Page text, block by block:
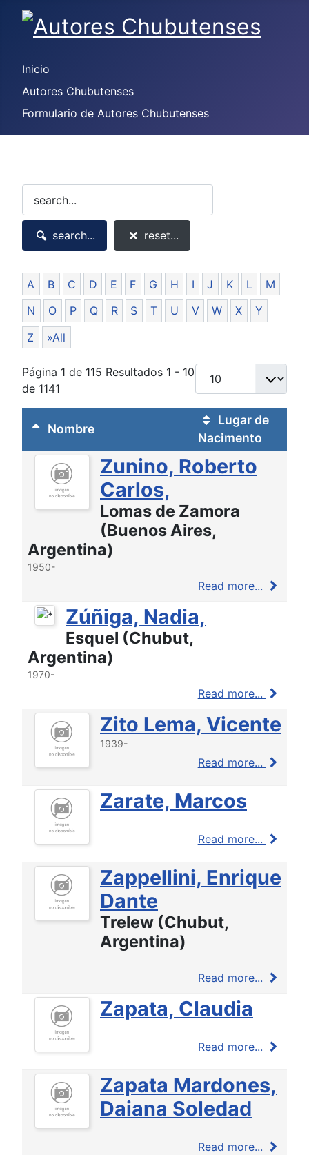
Inicio
Autores Chubutenses
Formulario de Autores Chubutenses
search... reset...
A B C D E F G H I J K L
M
N
O P Q R S T U V W X
Y
Z
»All
Página 1 de 115 Resultados 1 - 10
de 1141
Nombre
Lugar de
Nacimento
Zunino, Roberto
Carlos,
Lomas de Zamora
(Buenos Aires,
Argentina)
1950-
Read more...
Zúñiga, Nadia,
Esquel (Chubut,
Argentina)
1970-
Read more...
Zito Lema, Vicente
1939-
Read more...
Zarate, Marcos
Read more...
Zappellini, Enrique
Dante
Trelew (Chubut,
Argentina)
Read more...
Zapata, Claudia
Read more...
Zapata Mardones,
Daiana Soledad
Read more...